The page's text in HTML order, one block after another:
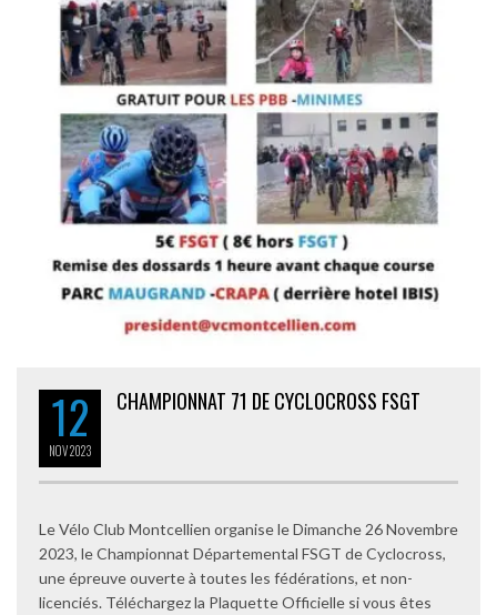
12
NOV2023
CHAMPIONNAT 71 DE CYCLOCROSS FSGT
Le Vélo Club Montcellien organise le Dimanche 26 Novembre
2023, le Championnat Départemental FSGT de Cyclocross,
une épreuve ouverte à toutes les fédérations, et non-
licenciés. Téléchargez la Plaquette Officielle si vous êtes